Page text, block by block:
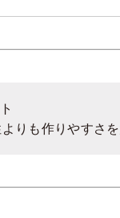
りも作りやすさ